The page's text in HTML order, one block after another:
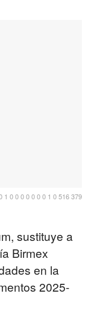
1 0 0 0 0 0 0 0 1 0 516 379
sustituye a
Birmex
en la
2025-